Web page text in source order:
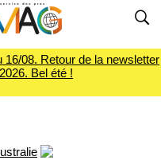
08. Retour de la newsletter
Bel été !